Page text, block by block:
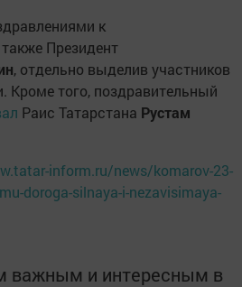
к
также Президент
, отдельно выделив участников
Кроме того, поздравительный
Раис Татарстана Рустам
inform.ru/news/komarov-23-
doroga-silnaya-i-nezavisimaya-
важным и интересным в